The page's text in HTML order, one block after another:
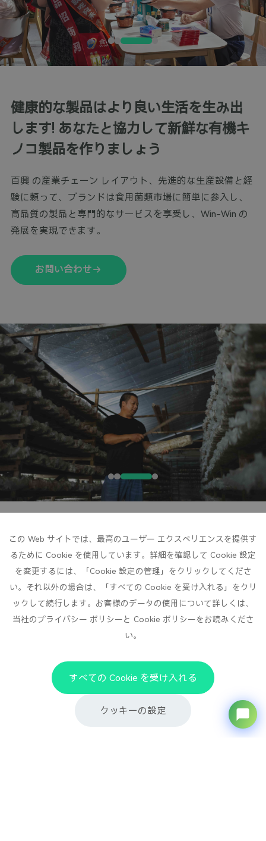
健康的な製品はより良い生活を生み出
します! あなたと協力して新鮮な有機キ
ノコ製品を作りましょう
百興 の産業チェーン レイアウト、先進的な生産設備と経
験に頼って、ブランドは食用菌類市場に簡単に参入し、
高品質の製品と専門的なサービスを享受し、Win-Win の
発展を実現できます。
お問い合わせ
百興製品
ニュース
リソース
この Web サイトでは、最高のユーザー エクスペリエンスを提供す
るために Cookie を使用しています。詳細を確認して Cookie 設定
を変更するには、「Cookie 設定の管理」をクリックしてくださ
い。それ以外の場合は、「すべての Cookie を受け入れる」をクリ
ックして続行します。お客様のデータの使用について詳しくは、
当社のプライバシー ポリシーと Cookie ポリシーをお読みくださ
い。
すべての Cookie を受け入れる
クッキーの設定